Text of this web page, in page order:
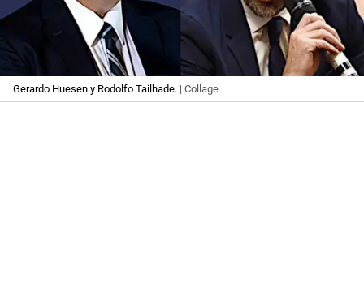
Gerardo Huesen y Rodolfo Tailhade. | Collage